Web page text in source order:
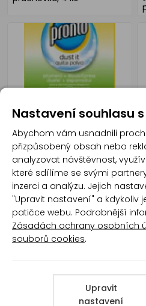
Pronto Duster prachovka
náhradní náplň 5 kusů
bílá, 42 × 40 cm
Nastavení souhlasu
Abychom vám usnadnili
přizpůsobený obsah nebo
analyzovat návštěvnost,
které sdílíme se svými
inzerci a analýzu. Jejich
"Upravit nastavení" a kdykoliv
patičce webu. Podrobnější
Zásadách ochrany osobních
souborů cookies.
Upravit
nastavení